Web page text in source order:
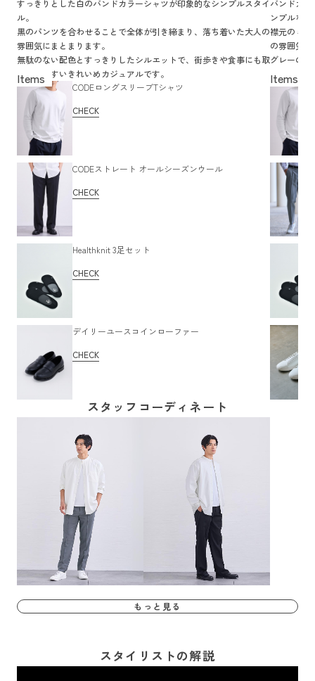
すっきりとした白のバンドカラーシャツが印象的なシンプルスタイ
ル。
黒のパンツを合わせることで全体が引き締まり、落ち着いた大人の
雰囲気にまとまります。
無駄のない配色とすっきりしたシルエットで、街歩きや食事にも取
り入れやすいきれいめカジュアルです。
CODEロングスリーブTシャツ
CHECK
CODEストレート オールシーズンウール
CHECK
Healthknit 3足セット
CHECK
デイリーユースコインローファー
CHECK
バンドカ
ンプルな
襟元のミニ
の雰囲気
グレーの
会的な印
スタッフコーディネート
もっと見る
スタイリストの解説